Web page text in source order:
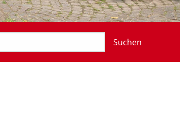
Suchen